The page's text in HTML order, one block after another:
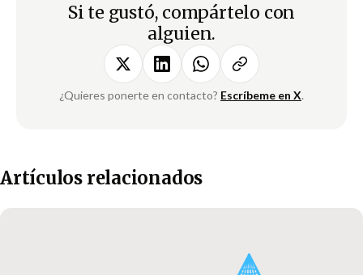
Si te gustó, compártelo con
alguien.
¿Quieres ponerte en contacto? Escríbeme en X.
Artículos relacionados